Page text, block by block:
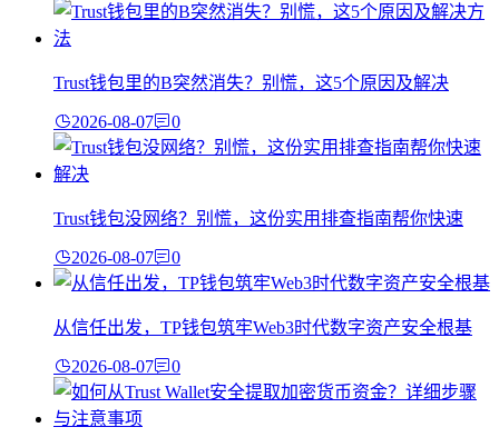
Trust钱包里的B突然消失？别慌，这5个原因及解决
2026-08-07 0
Trust钱包没网络？别慌，这份实用排查指南帮你快速
2026-08-07 0
从信任出发，TP钱包筑牢Web3时代数字资产安全根基
2026-08-07 0